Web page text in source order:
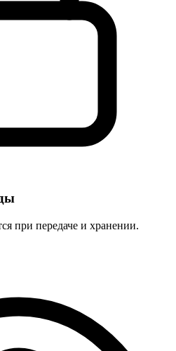
при передаче и хранении.